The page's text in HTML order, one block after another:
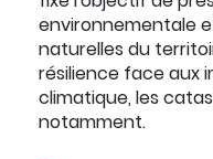
environnementale
naturelles du
résilience face aux
climatique, les
notamment.